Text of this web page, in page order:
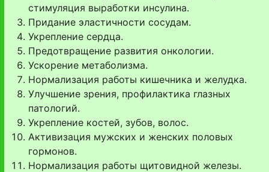
стимуляция выработки инсулина.
Придание эластичности сосудам.
Укрепление сердца.
Предотвращение развития онкологии.
Ускорение метаболизма.
Нормализация работы кишечника и желудка.
Улучшение зрения, профилактика глазных
патологий.
Укрепление костей, зубов, волос.
Активизация мужских и женских половых
гормонов.
Нормализация работы щитовидной железы.